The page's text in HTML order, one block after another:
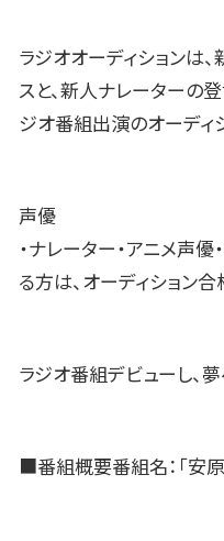
ラジオオーディションは
スと、新人ナレーターの
ジオ番組出演のオーディ
声優
・ナレーター・アニメ声優
る方は、オーディション合
ラジオ番組デビューし、
■番組概要番組名：「安